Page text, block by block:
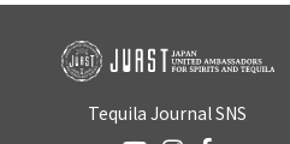
Tequila Journal SNS